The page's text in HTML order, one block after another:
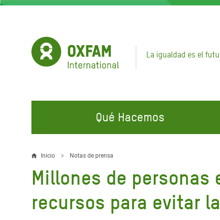
Pasar
La igualdad es el
Qué Hacemos
EN QUÉ TRABAJAMOS
Agua y Servicios de
Saneamiento
Alimentación, Crisis Climática,
Gaza
Líbano
ÚNETE A NUESTRAS CAMPAÑAS
Climate Justice
Únete a Nuestra Comunidad para
Sobrescribir
enlaces
de
Inicio Notas de prensa
Millones de personas
recursos para evitar